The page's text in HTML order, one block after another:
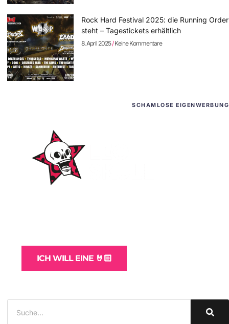
Rock Hard Festival 2025: die Running Order
steht – Tagestickets erhältlich
8. April 2025 Keine Kommentare
SCHAMLOSE EIGENWERBUNG
ICH WILL EINE 🤘🏻